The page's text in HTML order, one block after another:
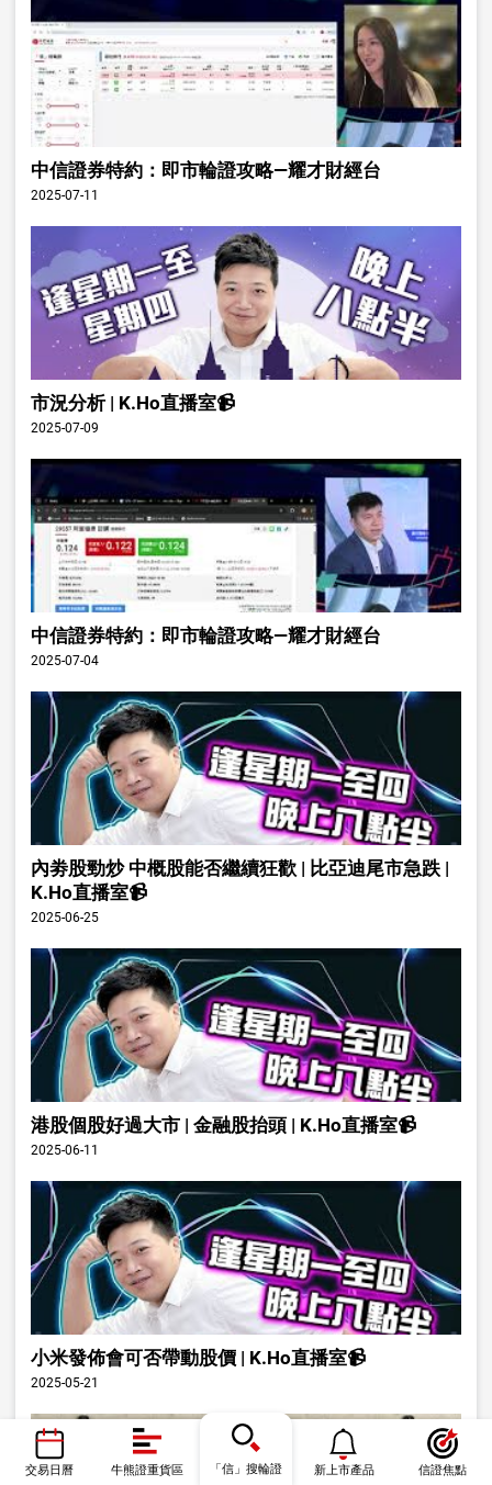
中信證券特約：即市輪證攻略—耀才財經台
2025-07-11
市況分析 | K.Ho直播室📹
2025-07-09
中信證券特約：即市輪證攻略—耀才財經台
2025-07-04
內劵股勁炒 中概股能否繼續狂歡 | 比亞迪尾市急跌 |
K.Ho直播室📹
2025-06-25
港股個股好過大市 | 金融股抬頭 | K.Ho直播室📹
2025-06-11
小米發佈會可否帶動股價 | K.Ho直播室📹
2025-05-21
交易日曆 牛熊證重貨區 「信」搜輪證 新上市產品 信證焦點